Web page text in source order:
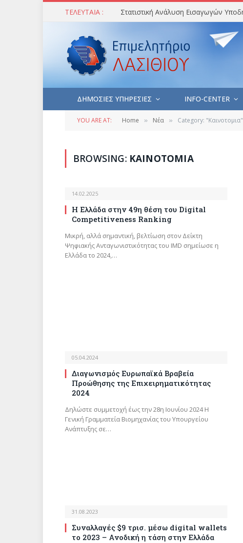
ΤΕΛΕΥΤΑΙΑ :
ΔΗΜΟΣΙΕΣ ΥΠΗΡΕΣΙΕΣ INFO-CENTER
YOU ARE AT: Home » Νέα » Category: "Καινοτομια"
BROWSING: ΚΑΙΝΟΤΟΜΙΑ
14.02.2025
Η Ελλάδα στην 49η θέση του Digital
Competitiveness Ranking
Μικρή, αλλά σημαντική, βελτίωση στον Δείκτη
Ψηφιακής Ανταγωνιστικότητας του IMD σημείωσε η
Ελλάδα το 2024,…
05.04.2024
Διαγωνισμός Ευρωπαϊκά Βραβεία
Προώθησης της Επιχειρηματικότητας
2024
Δηλώστε συμμετοχή έως την 28η Ιουνίου 2024 Η
Γενική Γραμματεία Βιομηχανίας του Υπουργείου
Ανάπτυξης σε…
31.08.2023
Συναλλαγές $9 τρισ. μέσω digital wallets
το 2023 – Ανοδική η τάση στην Ελλάδα